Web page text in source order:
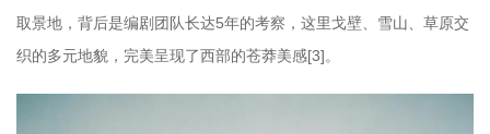
取景地，背后是编剧团队长达5年的考察，这里戈壁、雪山、草原交
织的多元地貌，完美呈现了西部的苍莽美感[3]。